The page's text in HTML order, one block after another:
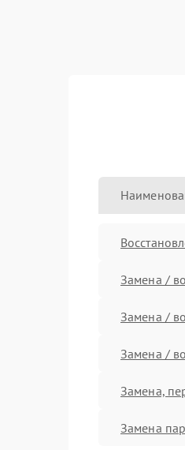
Замена /
Замена /
Замена /
Замена,
Замена